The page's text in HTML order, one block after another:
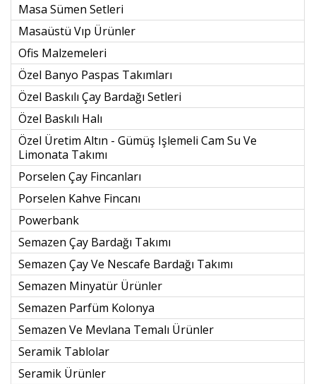
Masa Sümen Setleri
Masaüstü Vıp Ürünler
Ofis Malzemeleri
Özel Banyo Paspas Takımları
Özel Baskılı Çay Bardağı Setleri
Özel Baskılı Halı
Özel Üretim Altın - Gümüş Işlemeli Cam Su Ve
Limonata Takımı
Porselen Çay Fincanları
Porselen Kahve Fincanı
Powerbank
Semazen Çay Bardağı Takımı
Semazen Çay Ve Nescafe Bardağı Takımı
Semazen Minyatür Ürünler
Semazen Parfüm Kolonya
Semazen Ve Mevlana Temalı Ürünler
Seramik Tablolar
Seramik Ürünler